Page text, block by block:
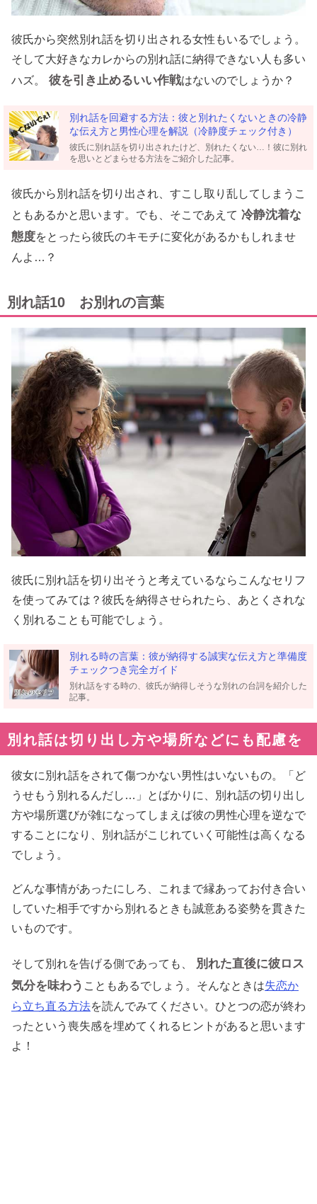
彼氏から突然別れ話を切り出される女性もいるでしょう。
そして大好きなカレからの別れ話に納得できない人も多い
ハズ。
彼を引き止めるいい作戦はないのでしょうか？
別れ話を回避する方法：彼と別れたくないときの冷静
な伝え方と男性心理を解説（冷静度チェック付き）
彼氏に別れ話を切り出されたけど、別れたくない…！彼に別れ
を思いとどまらせる方法をご紹介した記事。
彼氏から別れ話を切り出され、すこし取り乱してしまうこ
ともあるかと思います。でも、そこであえて 冷静沈着な
態度をとったら彼氏のキモチに変化があるかもしれませ
んよ…？
別れ話10 お別れの言葉
彼氏に別れ話を切り出そうと考えているならこんなセリフ
を使ってみては？彼氏を納得させられたら、あとくされな
く別れることも可能でしょう。
別れる時の言葉：彼が納得する誠実な伝え方と準備度
チェックつき完全ガイド
別れ話をする時の、彼氏が納得しそうな別れの台詞を紹介した
記事。
別れ話は切り出し方や場所などにも配慮を
彼女に別れ話をされて傷つかない男性はいないもの。「ど
うせもう別れるんだし…」とばかりに、別れ話の切り出し
方や場所選びが雑になってしまえば彼の男性心理を逆なで
することになり、別れ話がこじれていく可能性は高くなる
でしょう。
どんな事情があったにしろ、これまで縁あってお付き合い
していた相手ですから別れるときも誠意ある姿勢を貫きた
いものです。
そして別れを告げる側であっても、
別れた直後に彼ロス
気分を味わう こともあるでしょう。そんなときは失恋か
ら立ち直る方法を読んでみてください。ひとつの恋が終わ
ったという喪失感を埋めてくれるヒントがあると思います
よ！